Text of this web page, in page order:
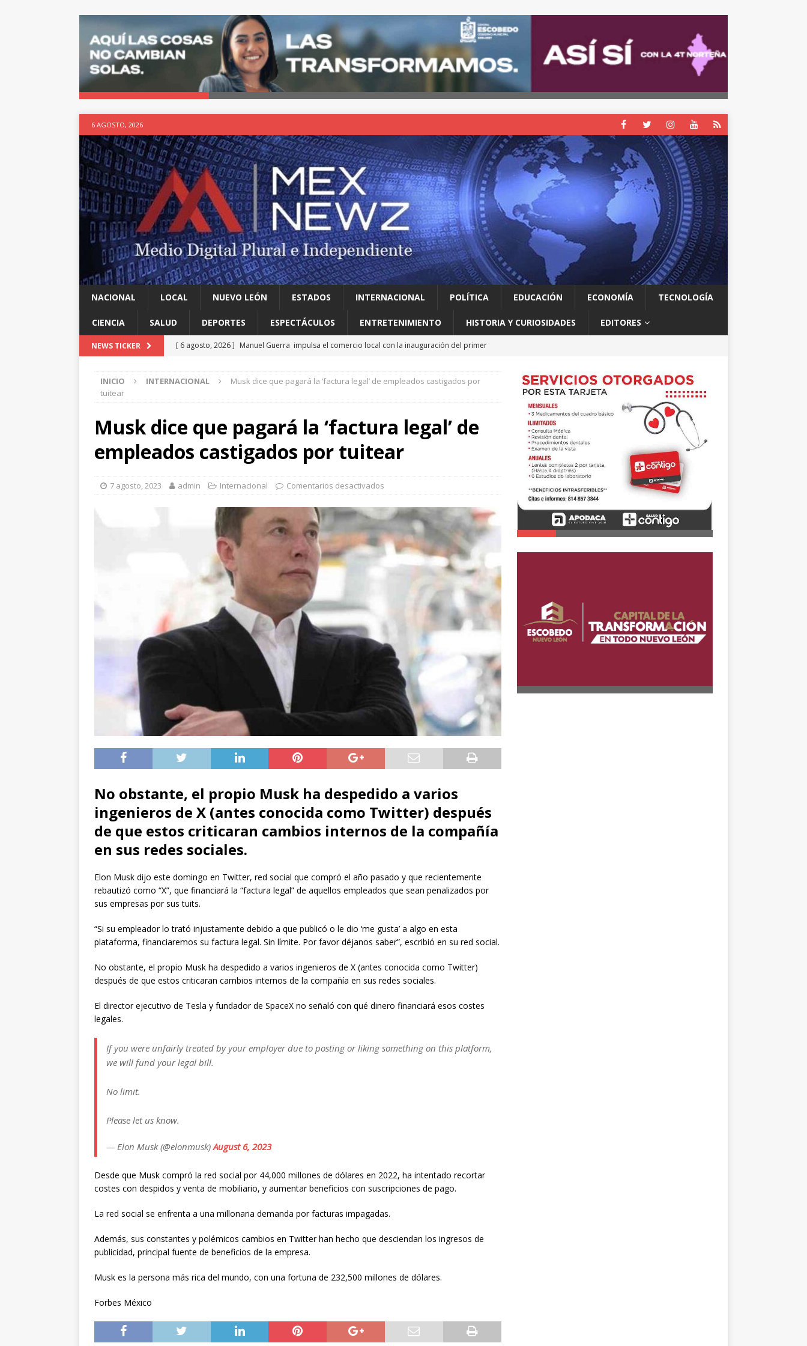
6 AGOSTO, 2026
NACIONAL LOCAL NUEVO LEÓN ESTADOS INTERNACIONAL POLÍTICA EDUCACIÓN ECONOMÍA TECNOLOGÍA
CIENCIA SALUD DEPORTES ESPECTÁCULOS ENTRETENIMIENTO HISTORIA Y CURIOSIDADES EDITORES
NEWS TICKER [ 6 agosto, 2026 ] Manuel Guerra impulsa el comercio local con la inauguración del primer
[ 6 agosto, 2026 ] Escobedo realiza obras que generan progreso
LOCAL
agua
LOCAL
[ 6 agosto, 2026 ] Ya cantó el gallo
HISTORIA Y CURIOSIDADES
INICIO INTERNACIONAL
Musk dice que pagará la ‘factura legal’ de empleados castigados por
tuitear
Musk dice que pagará la ‘factura legal’ de
empleados castigados por tuitear
7 agosto, 2023 admin Internacional Comentarios desactivados
No obstante, el propio Musk ha despedido a varios
ingenieros de X (antes conocida como Twitter) después
de que estos criticaran cambios internos de la compañía
en sus redes sociales.
Elon Musk dijo este domingo en Twitter, red social que compró el año pasado y que recientemente
rebautizó como “X”, que financiará la “factura legal” de aquellos empleados que sean penalizados por
sus empresas por sus tuits.
“Si su empleador lo trató injustamente debido a que publicó o le dio ‘me gusta’ a algo en esta
plataforma, financiaremos su factura legal. Sin límite. Por favor déjanos saber”, escribió en su red social.
No obstante, el propio Musk ha despedido a varios ingenieros de X (antes conocida como Twitter)
después de que estos criticaran cambios internos de la compañía en sus redes sociales.
El director ejecutivo de Tesla y fundador de SpaceX no señaló con qué dinero financiará esos costes
legales.
If you were unfairly treated by your employer due to posting or liking something on this platform,
we will fund your legal bill.
No limit.
Please let us know.
— Elon Musk (@elonmusk)August 6, 2023
Desde que Musk compró la red social por 44,000 millones de dólares en 2022, ha intentado recortar
costes con despidos y venta de mobiliario, y aumentar beneficios con suscripciones de pago.
La red social se enfrenta a una millonaria demanda por facturas impagadas.
Además, sus constantes y polémicos cambios en Twitter han hecho que desciendan los ingresos de
publicidad, principal fuente de beneficios de la empresa.
Musk es la persona más rica del mundo, con una fortuna de 232,500 millones de dólares.
Forbes México